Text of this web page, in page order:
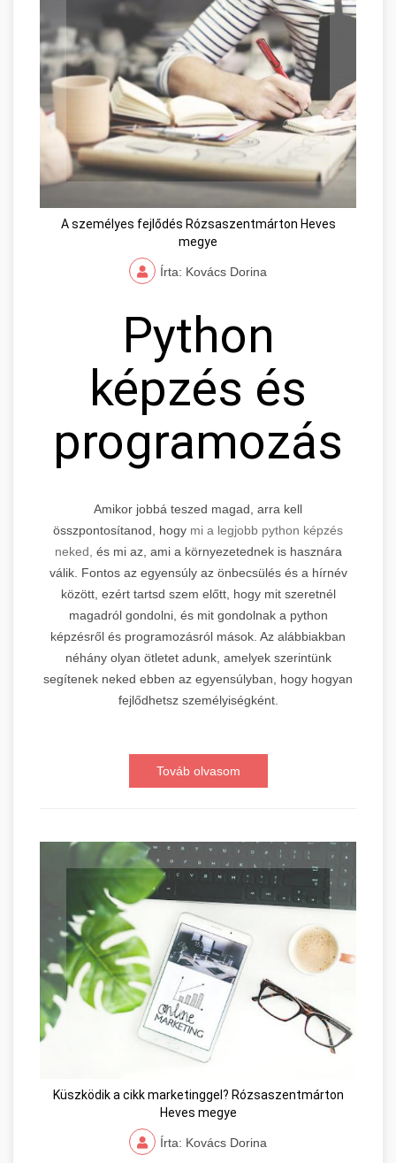
A személyes fejlődés Rózsaszentmárton Heves
megye
Írta: Kovács Dorina
Python
képzés és
programozás
Amikor jobbá teszed magad, arra kell
összpontosítanod, hogy mi a legjobb python képzés
neked, és mi az, ami a környezetednek is hasznára
válik. Fontos az egyensúly az önbecsülés és a hírnév
között, ezért tartsd szem előtt, hogy mit szeretnél
magadról gondolni, és mit gondolnak a python
képzésről és programozásról mások. Az alábbiakban
néhány olyan ötletet adunk, amelyek szerintünk
segítenek neked ebben az egyensúlyban, hogy hogyan
fejlődhetsz személyiségként.
Továb olvasom
Küszködik a cikk marketinggel? Rózsaszentmárton
Heves megye
Írta: Kovács Dorina